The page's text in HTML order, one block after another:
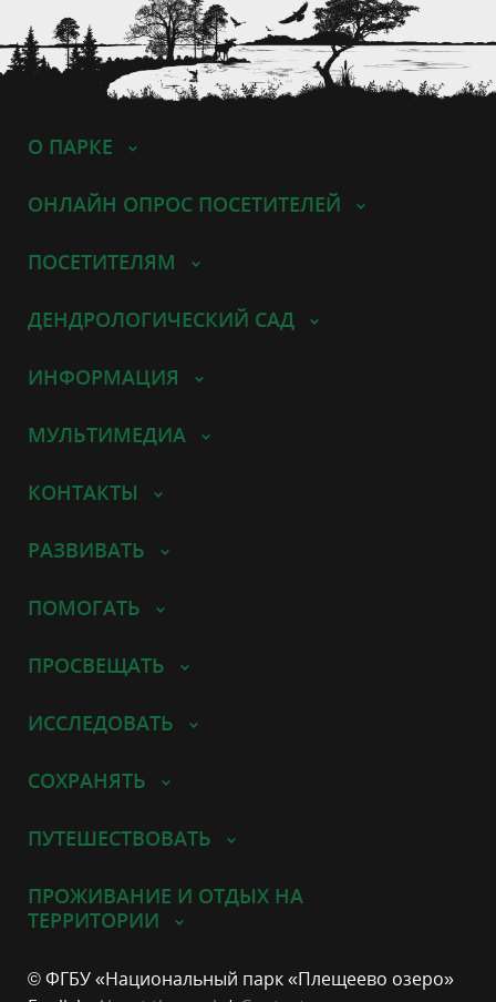
О ПАРКЕ
ОНЛАЙН ОПРОС ПОСЕТИТЕЛЕЙ
ПОСЕТИТЕЛЯМ
ДЕНДРОЛОГИЧЕСКИЙ САД
ИНФОРМАЦИЯ
МУЛЬТИМЕДИА
КОНТАКТЫ
РАЗВИВАТЬ
ПОМОГАТЬ
ПРОСВЕЩАТЬ
ИССЛЕДОВАТЬ
СОХРАНЯТЬ
ПУТЕШЕСТВОВАТЬ
ПРОЖИВАНИЕ И ОТДЫХ НА
ТЕРРИТОРИИ
© ФГБУ «Национальный парк «Плещеево озеро»